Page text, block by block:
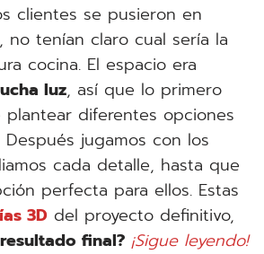
clientes se pusieron en
no tenían claro cual sería la
cocina. El espacio era
luz, así que lo primero
diferentes opciones
Después jugamos con los
cada detalle, hasta que
perfecta para ellos. Estas
3D del proyecto definitivo,
final? ¡Sigue leyendo!